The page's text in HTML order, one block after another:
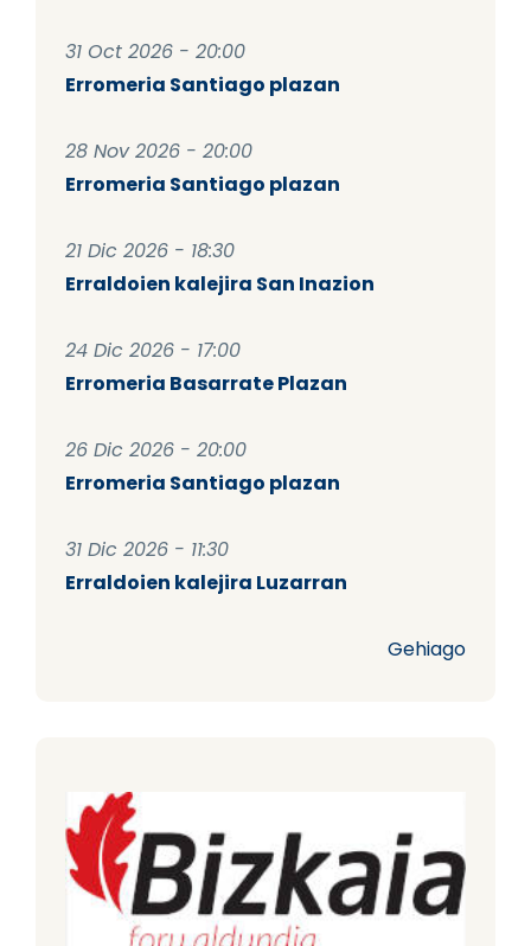
31 Oct 2026 - 20:00
Erromeria Santiago plazan
28 Nov 2026 - 20:00
Erromeria Santiago plazan
21 Dic 2026 - 18:30
Erraldoien kalejira San Inazion
24 Dic 2026 - 17:00
Erromeria Basarrate Plazan
26 Dic 2026 - 20:00
Erromeria Santiago plazan
31 Dic 2026 - 11:30
Erraldoien kalejira Luzarran
Gehiago